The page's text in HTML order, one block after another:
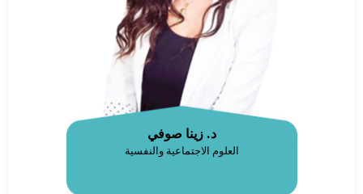
د. زينا صوفي
العلوم الاجتماعية والنفسية